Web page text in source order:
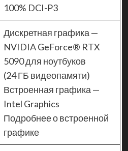
100% DCI-P3
Дискретная графика —
NVIDIA GeForce® RTX
5090 для ноутбуков
(24 ГБ видеопамяти)
Встроенная графика —
Intel Graphics
Подробнее о встроенной
графике